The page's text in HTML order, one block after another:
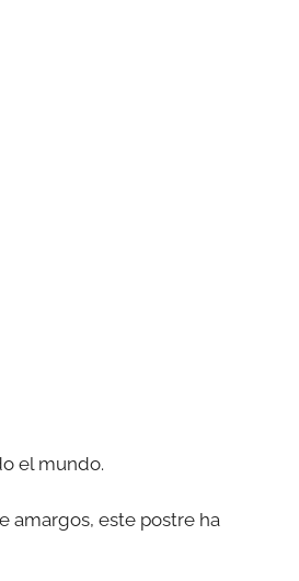
el mundo.
amargos, este postre ha